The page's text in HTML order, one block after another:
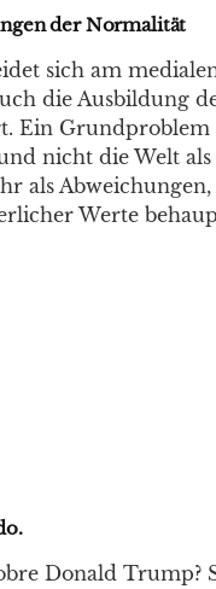
der Normalität
sich am
die Ausbildung
Ein
nicht die Welt als
als
Werte
Donald Trump?